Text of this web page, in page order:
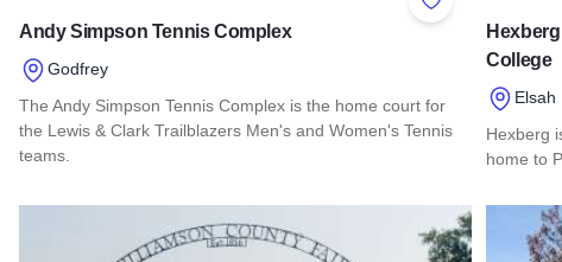
Add to Favorites
Andy Simpson Tennis Complex
Godfrey
The Andy Simpson Tennis Complex is the home court for
the Lewis & Clark Trailblazers Men's and Women's Tennis
teams.
College
Elsah
Hexberg
home to
Read